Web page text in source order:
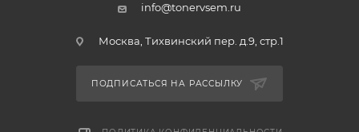
info@tonervsem.ru
Москва, Тихвинский пер. д.9, стр.1
ПОДПИСАТЬСЯ НА РАССЫЛКУ